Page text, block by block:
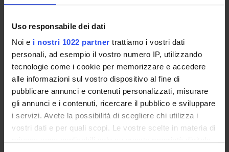
Uso responsabile dei dati
Noi e i nostri 1022 partner trattiamo i vostri dati
personali, ad esempio il vostro numero IP, utilizzando
tecnologie come i cookie per memorizzare e accedere
alle informazioni sul vostro dispositivo al fine di
pubblicare annunci e contenuti personalizzati, misurare
gli annunci e i contenuti, ricercare il pubblico e sviluppare
i servizi. Avete la possibilità di scegliere chi utilizza i
vostri dati e per quali scopi. Le vostre scelte in materia di
PARTECIPANTI AL PROGETTO
Giorgio Berton
SEZIONI
ATTIVITÀ